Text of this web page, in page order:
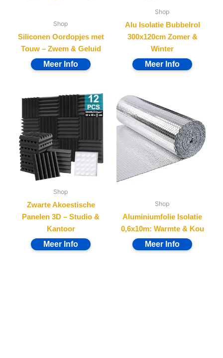
Shop
Siliconen Oordopjes met
Touw – Zwem & Geluid
Shop
Alu Isolatie Bubbelrol
300x120cm Zomer &
Winter
Shop
Zwarte Akoestische
Panelen 3D – Studio &
Kantoor
Shop
Aluminiumfolie Isolatie
0,6x10m: Warmte & Kou